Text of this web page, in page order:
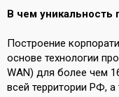
В чем уникальность
Построение
основе технологии
WAN) для более чем
всей территории РФ,